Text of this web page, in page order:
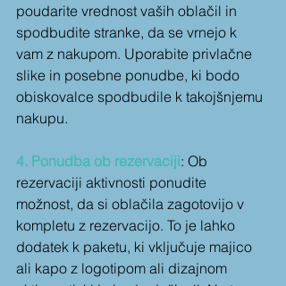
poudarite vrednost vaših oblačil in
spodbudite stranke, da se vrnejo k
vam z nakupom. Uporabite privlačne
slike in posebne ponudbe, ki bodo
obiskovalce spodbudile k takojšnjemu
nakupu.
4. Ponudba ob rezervaciji: Ob
rezervaciji aktivnosti ponudite
možnost, da si oblačila zagotovijo v
kompletu z rezervacijo. To je lahko
dodatek k paketu, ki vključuje majico
ali kapo z logotipom ali dizajnom